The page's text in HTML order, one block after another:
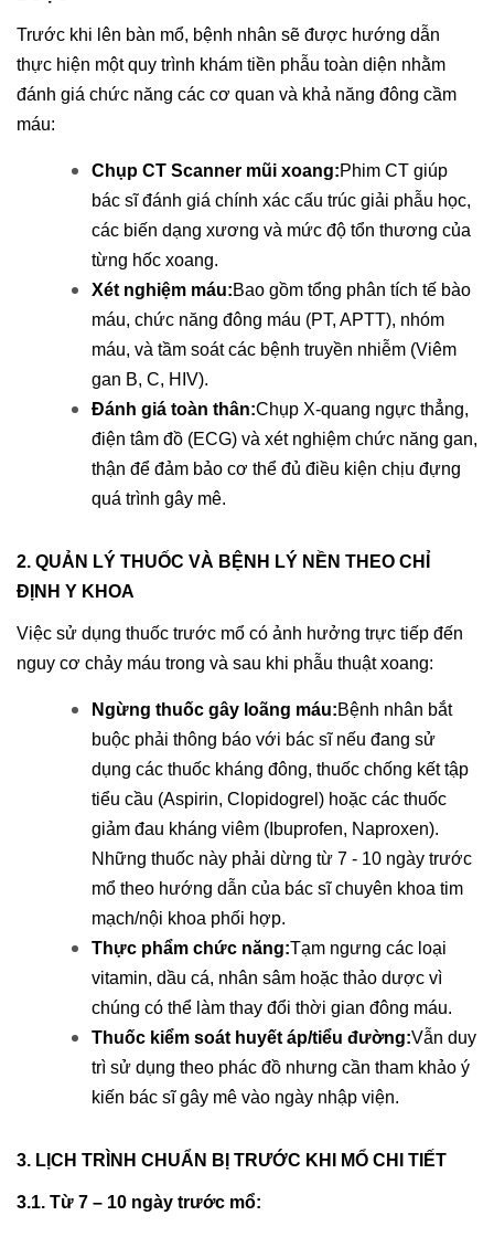
Trước khi lên bàn mổ, bệnh nhân sẽ được hướng dẫn
thực hiện một quy trình khám tiền phẫu toàn diện nhằm
đánh giá chức năng các cơ quan và khả năng đông cầm
máu:
Chụp CT Scanner mũi xoang:Phim CT giúp
bác sĩ đánh giá chính xác cấu trúc giải phẫu học,
các biến dạng xương và mức độ tổn thương của
từng hốc xoang.
Xét nghiệm máu:Bao gồm tổng phân tích tế bào
máu, chức năng đông máu (PT, APTT), nhóm
máu, và tầm soát các bệnh truyền nhiễm (Viêm
gan B, C, HIV).
Đánh giá toàn thân:Chụp X-quang ngực thẳng,
điện tâm đồ (ECG) và xét nghiệm chức năng gan,
thận để đảm bảo cơ thể đủ điều kiện chịu đựng
quá trình gây mê.
2. QUẢN LÝ THUỐC VÀ BỆNH LÝ NỀN THEO CHỈ
ĐỊNH Y KHOA
Việc sử dụng thuốc trước mổ có ảnh hưởng trực tiếp đến
nguy cơ chảy máu trong và sau khi phẫu thuật xoang:
Ngừng thuốc gây loãng máu:Bệnh nhân bắt
buộc phải thông báo với bác sĩ nếu đang sử
dụng các thuốc kháng đông, thuốc chống kết tập
tiểu cầu (Aspirin, Clopidogrel) hoặc các thuốc
giảm đau kháng viêm (Ibuprofen, Naproxen).
Những thuốc này phải dừng từ 7 - 10 ngày trước
mổ theo hướng dẫn của bác sĩ chuyên khoa tim
mạch/nội khoa phối hợp.
Thực phẩm chức năng:Tạm ngưng các loại
vitamin, dầu cá, nhân sâm hoặc thảo dược vì
chúng có thể làm thay đổi thời gian đông máu.
Thuốc kiểm soát huyết áp/tiểu đường:Vẫn duy
trì sử dụng theo phác đồ nhưng cần tham khảo ý
kiến bác sĩ gây mê vào ngày nhập viện.
3. LỊCH TRÌNH CHUẨN BỊ TRƯỚC KHI MỔ CHI TIẾT
3.1. Từ 7 – 10 ngày trước mổ: